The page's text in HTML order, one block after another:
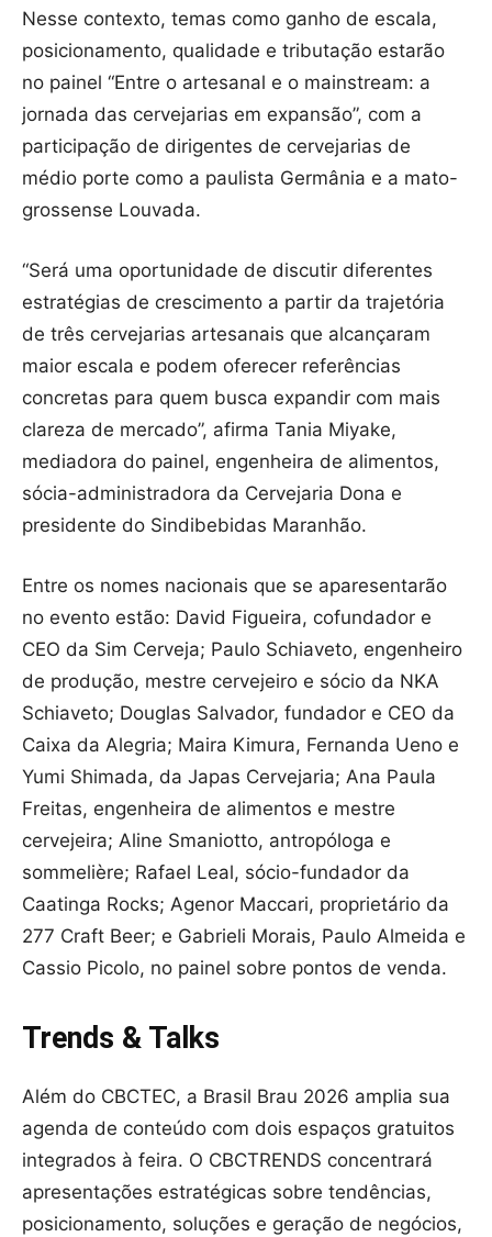
Nesse contexto, temas como ganho de escala,
posicionamento, qualidade e tributação estarão
no painel “Entre o artesanal e o mainstream: a
jornada das cervejarias em expansão”, com a
participação de dirigentes de cervejarias de
médio porte como a paulista Germânia e a mato-
grossense Louvada.
“Será uma oportunidade de discutir diferentes
estratégias de crescimento a partir da trajetória
de três cervejarias artesanais que alcançaram
maior escala e podem oferecer referências
concretas para quem busca expandir com mais
clareza de mercado”, afirma Tania Miyake,
mediadora do painel, engenheira de alimentos,
sócia-administradora da Cervejaria Dona e
presidente do Sindibebidas Maranhão.
Entre os nomes nacionais que se aparesentarão
no evento estão: David Figueira, cofundador e
CEO da Sim Cerveja; Paulo Schiaveto, engenheiro
de produção, mestre cervejeiro e sócio da NKA
Schiaveto; Douglas Salvador, fundador e CEO da
Caixa da Alegria; Maira Kimura, Fernanda Ueno e
Yumi Shimada, da Japas Cervejaria; Ana Paula
Freitas, engenheira de alimentos e mestre
cervejeira; Aline Smaniotto, antropóloga e
sommelière; Rafael Leal, sócio-fundador da
Caatinga Rocks; Agenor Maccari, proprietário da
277 Craft Beer; e Gabrieli Morais, Paulo Almeida e
Cassio Picolo, no painel sobre pontos de venda.
Trends & Talks
Além do CBCTEC, a Brasil Brau 2026 amplia sua
agenda de conteúdo com dois espaços gratuitos
integrados à feira. O CBCTRENDS concentrará
apresentações estratégicas sobre tendências,
posicionamento, soluções e geração de negócios,